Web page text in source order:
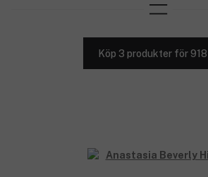
Köp 3 produkter för